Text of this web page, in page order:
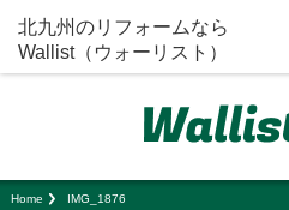
Home IMG_1876